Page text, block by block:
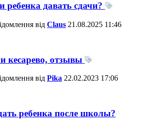
ребенка давать сдачи?
від Claus 21.08.2025 11:46
кесарево, отзывы
від Pika 22.02.2023 17:06
ребенка после школы?